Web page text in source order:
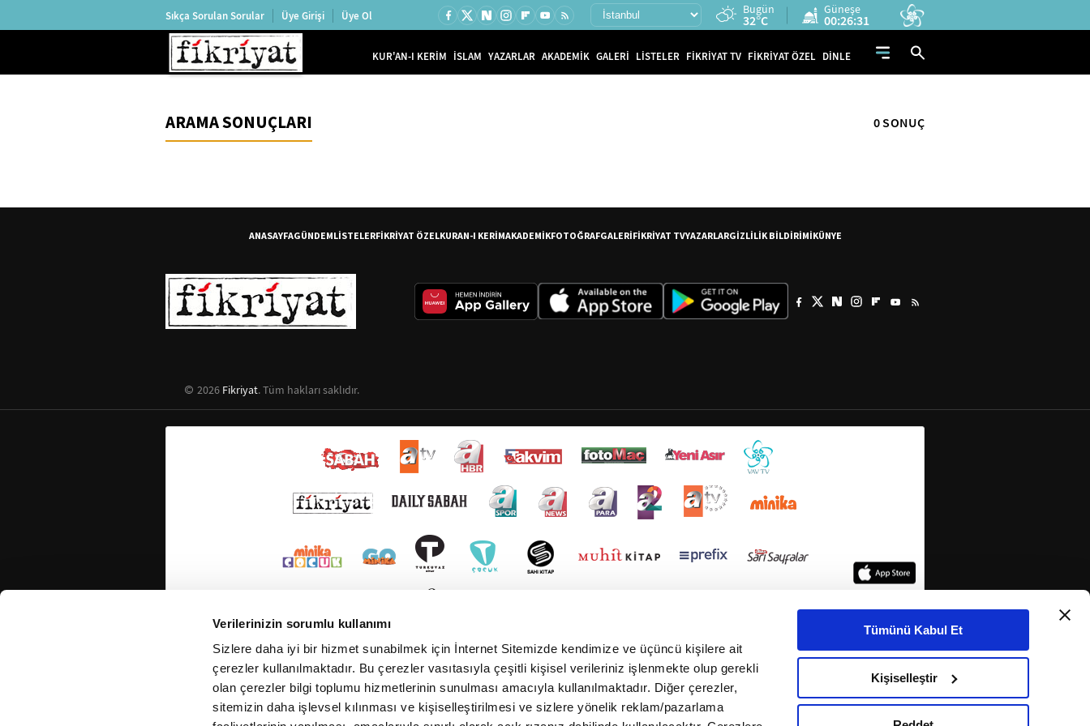
Verilerinizin sorumlu kullanımı
Sizlere daha iyi bir hizmet sunabilmek için İnternet Sitemizde kendimize ve üçüncü kişilere ait
çerezler kullanılmaktadır. Bu çerezler vasıtasıyla çeşitli kişisel verileriniz işlenmekte olup gerekli
olan çerezler bilgi toplumu hizmetlerinin sunulması amacıyla kullanılmaktadır. Diğer çerezler,
sitemizin daha işlevsel kılınması ve kişiselleştirilmesi ve sizlere yönelik reklam/pazarlama
Tümünü Kabul Et
Kişiselleştir
Sıkça Sorulan Sorular Üye Girişi Üye Ol Bugün
32°C
Güneşe
00:26:31
KUR'AN-I KERİM İSLAM YAZARLAR AKADEMİK GALERİ LİSTELER FİKRİYAT TV FİKRİYAT ÖZEL DİNLE
ARAMA SONUÇLARI 0 SONUÇ
ANASAYFAGÜNDEMLİSTELERFİKRİYAT ÖZELKURAN-I KERİMAKADEMİKFOTOĞRAFGALERİFİKRİYAT TVYAZARLARGİZLİLİK BİLDİRİMİKÜNYE
2026 Fikriyat. Tüm hakları saklıdır.